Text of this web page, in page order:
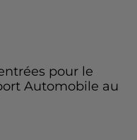
pour le
Automobile au